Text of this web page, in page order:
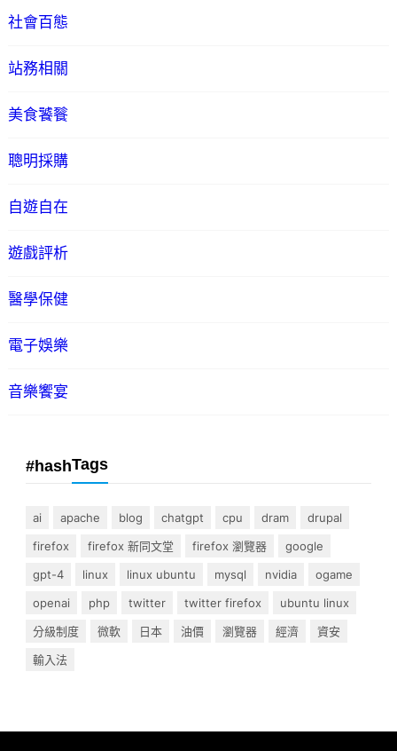
社會百態
站務相關
美食饕餮
聰明採購
自遊自在
遊戲評析
醫學保健
電子娛樂
音樂饗宴
#hashTags
ai apache blog chatgpt cpu dram
drupal
firefox
firefox 新同文堂 firefox 瀏覽器
google
gpt-4
linux linux ubuntu mysql nvidia
ogame
openai
php twitter twitter firefox
ubuntu linux
分級制度
微軟 日本 油價 瀏覽器 經濟
資安
輸入法